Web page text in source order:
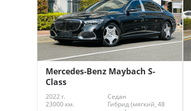
Mercedes-Benz Maybach S-
Class
2022 г.
Седан
23000 км.
Гибрид (мягкий, 48